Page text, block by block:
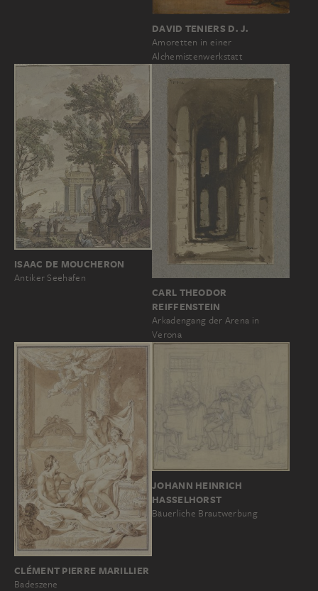
DAVID TENIERS D. J.
Amoretten in einer
Alchemistenwerkstatt
ISAAC DE MOUCHERON
Antiker Seehafen
CARL THEODOR
REIFFENSTEIN
Arkadengang der Arena in
Verona
CLÉMENT PIERRE MARILLIER
Badeszene
JOHANN HEINRICH
HASSELHORST
Bäuerliche Brautwerbung